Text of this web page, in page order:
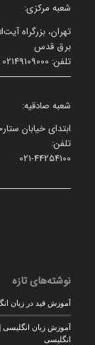
شعبه مرکزی:
تهران، بزرگراه
برق قدس
تلفن: 02149109000
شعبه صادقیه:
ابتدای خیابان
تلفن:
021-44254100
نوشته‌های تازه
آموزش قید در زبان
آموزش زبان انگلیسی
انگلیسی